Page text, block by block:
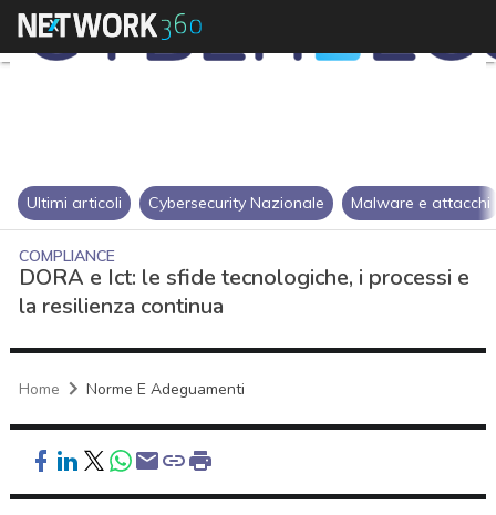
Ultimi articoli Cybersecurity Nazionale Malware e attacchi
COMPLIANCE
DORA e Ict: le sfide tecnologiche, i processi e
la resilienza continua
Home Norme E Adeguamenti